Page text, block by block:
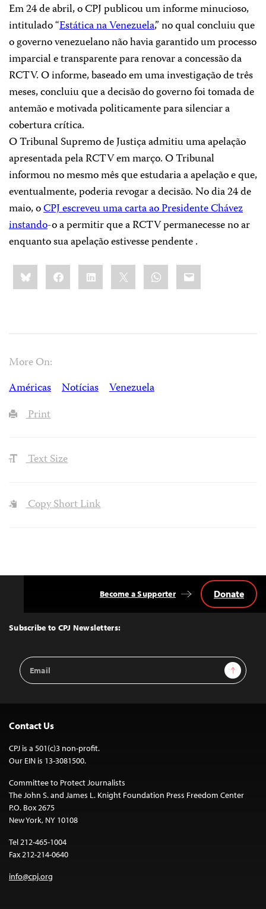
Em 24 de abril, o CPJ publicou um informe minucioso,
intitulado “Estática na Venezuela,” no qual concluiu que
o governo venezuelano não havia garantido um processo
imparcial e transparente para renovar a concessão da
RCTV. O informe, baseado em uma investigação de três
meses, concluiu que a decisão do governo foi tomada de
antemão e motivada politicamente para silenciar a
cobertura crítica.
O Tribunal Supremo de Justiça admitiu uma apelação
apresentada pela RCTV em março. O Tribunal
informou no mesmo mês que estudaria a apelação e que,
eventualmente, poderia revogar a decisão. No dia 24 de
maio, oCPJ escreveu uma carta ao Presidente Chávez
instando-o a permitir que a RCTV permanecesse no ar
enquanto sua apelação estivesse pendente .
Share
this:BlueskyFacebookLinkedIn WhatsApp
Email
More On:
Américas
Notícias
Venezuela
Print
Text Size
Copy Short Link
Top
Subscribe to CPJ Newsletters:
Email
Address
Sign Up
Become a Supporter Donate
Contact Us
CPJ is a 501(c)3 non-profit.
Our EIN is 13-3081500.
Committee to Protect Journalists
The John S. and James L. Knight Foundation Press Freedom Center
P.O. Box 2675
New York, NY 10108
Tel 212-465-1004
Fax 212-214-0640
info@cpj.org